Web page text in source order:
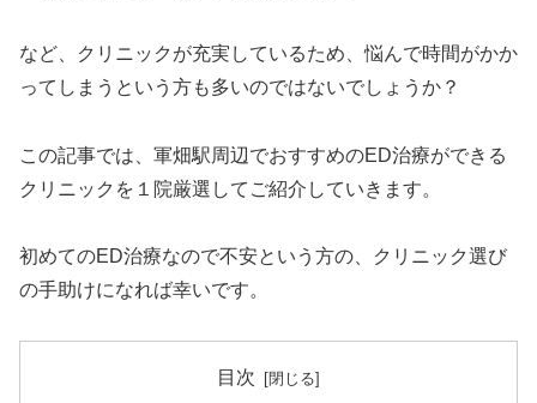
など、クリニックが充実しているため、悩んで時間がかか
ってしまうという方も多いのではないでしょうか？
この記事では、軍畑駅周辺でおすすめのED治療ができる
クリニックを１院厳選してご紹介していきます。
初めてのED治療なので不安という方の、クリニック選び
の手助けになれば幸いです。
目次